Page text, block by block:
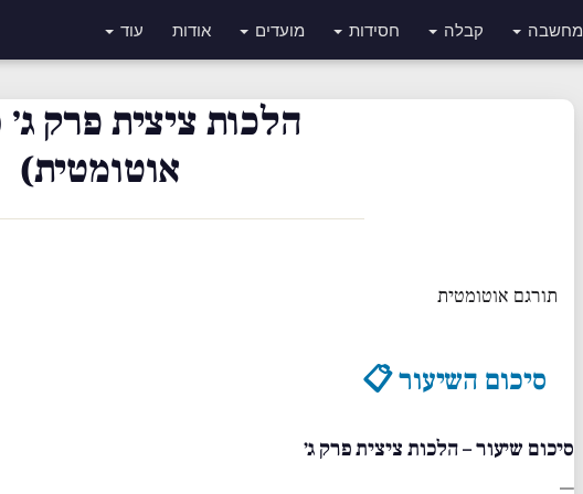
מחשבה קבלה חסידות מועדים אודות עוד
הלכות ציצית פרק
אוטומטית)
תורגם אוטומטית
סיכום השיעור 📋
סיכום שיעור – הלכות ציצית פרק ג׳
—